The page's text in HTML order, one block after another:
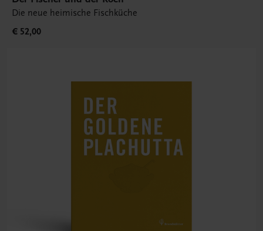
Die neue heimische Fischküche
€ 52,00